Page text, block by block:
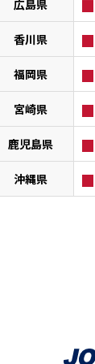
広島県
香川県
福岡県
宮崎県
鹿児島県
沖縄県